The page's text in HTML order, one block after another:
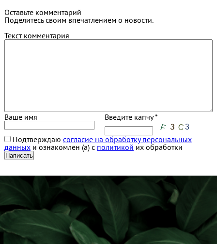
Оставьте комментарий
Поделитесь своим впечатлением о новости.
Текст комментария
Ваше имя Введите капчу *
Подтверждаю согласие на обработку персональных
данныхи ознакомлен (а) с политикой их обработки